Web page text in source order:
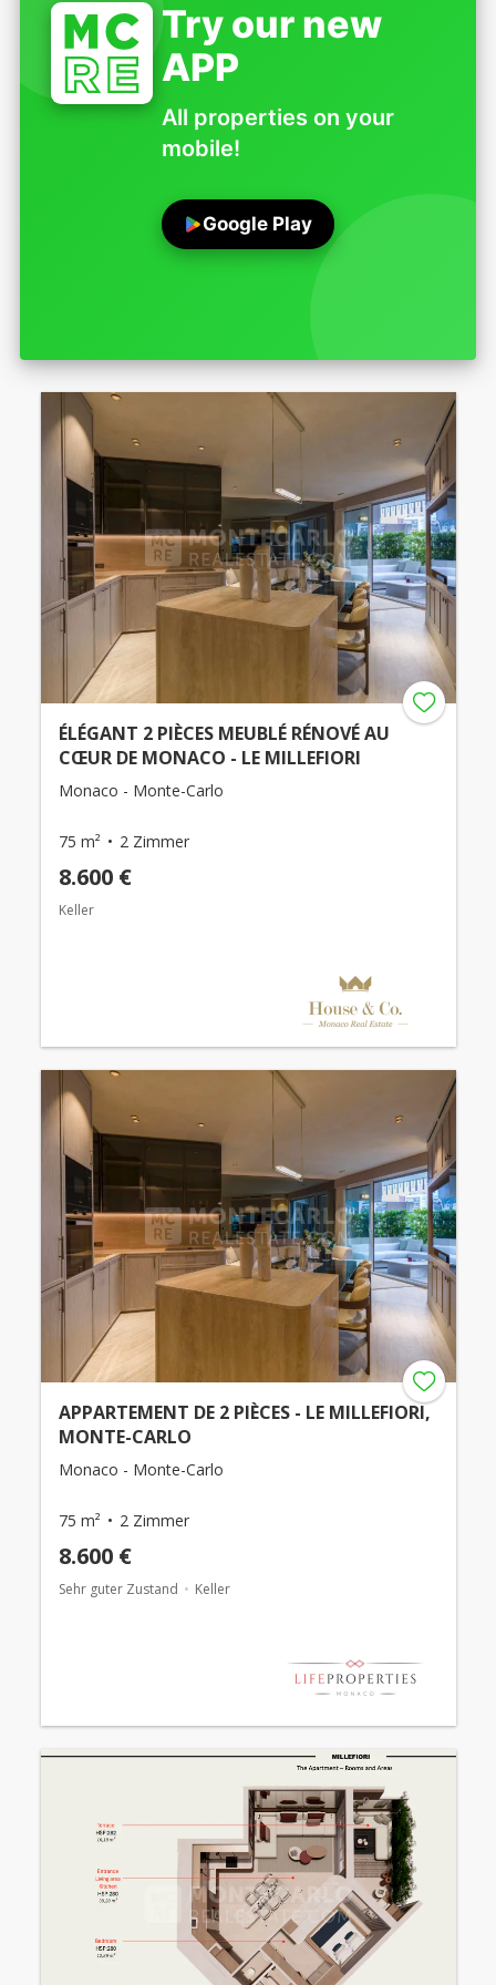
Try our new
APP
All properties on your
mobile!
Google Play
ÉLÉGANT 2 PIÈCES MEUBLÉ RÉNOVÉ AU
CŒUR DE MONACO - LE MILLEFIORI
Monaco - Monte-Carlo
75 m² 2 Zimmer
8.600 €
Keller
APPARTEMENT DE 2 PIÈCES - LE MILLEFIORI,
MONTE-CARLO
Monaco - Monte-Carlo
75 m² 2 Zimmer
8.600 €
Sehr guter Zustand Keller